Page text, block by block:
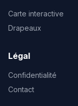
Carte interactive
Drapeaux
Légal
Confidentialité
Contact